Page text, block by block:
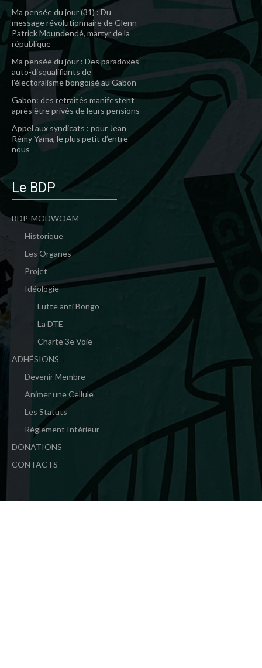
Ma pensée du jour (31) : Du
message révolutionnaire de Glenn
Patrick Moundendé, martyr de la
république
Ma pensée du jour : Des paradoxes
auto-disqualifiants de
l’électoralisme bongoïsé au Gabon
Gabon: des retraités manifestent
après être privés de leurs pensions
Appel aux syndicats : pour Jean
Rémy Yama, le plus petit d’entre
nous
Le BDP
BDP-MODWOAM
Historique
Les Organes
Projet
Idéologie
Lutte anti Bongo
La DTE
Charte 3e Voie
ADHÉSIONS
Devenir Membre
Animer une Cellule
Les Statuts
Règlement Intérieur
DONATIONS
CONTACTS